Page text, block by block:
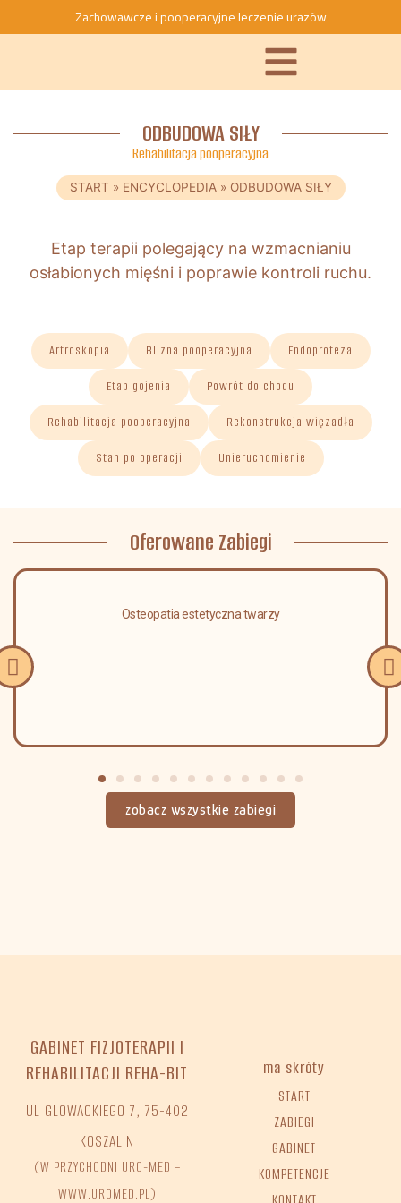
Zachowawcze i pooperacyjne leczenie urazów
ODBUDOWA SIŁY
Rehabilitacja pooperacyjna
START » ENCYCLOPEDIA» ODBUDOWA SIŁY
Etap terapii polegający na wzmacnianiu
osłabionych mięśni i poprawie kontroli ruchu.
Artroskopia Blizna pooperacyjna Endoproteza
Etap gojenia Powrót do chodu
Rehabilitacja pooperacyjna Rekonstrukcja więzadła
Stan po operacji Unieruchomienie
Oferowane Zabiegi
Osteopatia estetyczna twarzy
zobacz wszystkie zabiegi
GABINET FIZJOTERAPII I
REHABILITACJI REHA-BIT
UL GLOWACKIEGO 7, 75-402
KOSZALIN
(W PRZYCHODNI URO-MED –
WWW.UROMED.PL)
ma skróty
START
ZABIEGI
GABINET
KOMPETENCJE